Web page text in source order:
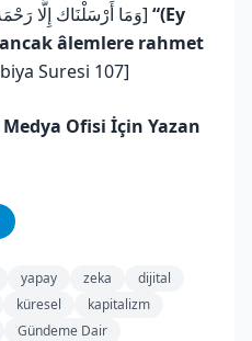
buyurmuştur: [وَمَا أَرْسَلْنَاك إِلَّا رَحْمَة لِلْعَالَمِينَ] “(Ey
âlemlere rahmet
Suresi 107]
Ofisi İçin Yazan
yapay zeka
dijital
küresel
kapitalizm
Gündeme Dair